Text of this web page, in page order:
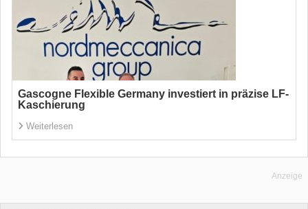
Gascogne Flexible Germany investiert in präzise LF-
Kaschierung
Weiterlesen
Anzeige